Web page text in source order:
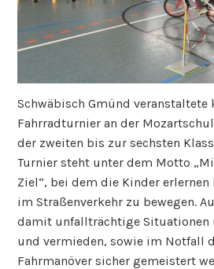
Schwäbisch Gmünd
Fahrradturnier an der
der zweiten bis zur sechsten
Turnier steht unter dem Motto
Ziel“, bei dem die Kinder
im Straßenverkehr zu bewegen.
damit unfallträchtige Situationen
und vermieden, sowie im Notfall
Fahrmanöver sicher gemeistert